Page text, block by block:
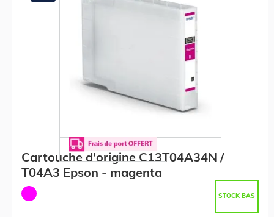
Cartouche d'origine C13T04A34N /
T04A3 Epson - magenta
STOCK BAS